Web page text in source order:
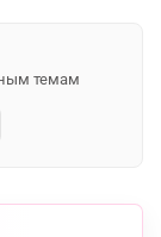
темам